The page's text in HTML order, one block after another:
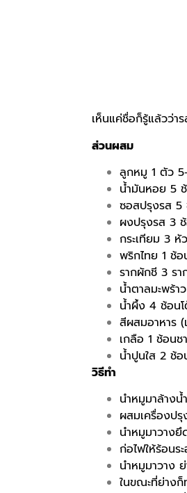
เห็นแค่ชื่อก็รู้แล้วว่า
ส่วนผสม
ลูกหมู 1 ตัว
น้ำมันหอย 5
ซอสปรุงรส 5
ผงปรุงรส 3 ช้
กระเทียม 3 หัว
พริกไทย 1 ช้อ
รากผักชี 3 รา
น้ำตาลมะพร้า
น้ำผึ้ง 4 ช้อนโ
สีผสมอาหาร
เกลือ 1 ช้อนชา
น้ำปูนใส 2 ช้อ
วิธีทำ
นำหมูมาล้างน้
ผสมเครื่องป
นำหมูมาวาง
ก่อไฟให้ร้อนร
นำหมูมาวาง
ในขณะที่ย่างก็